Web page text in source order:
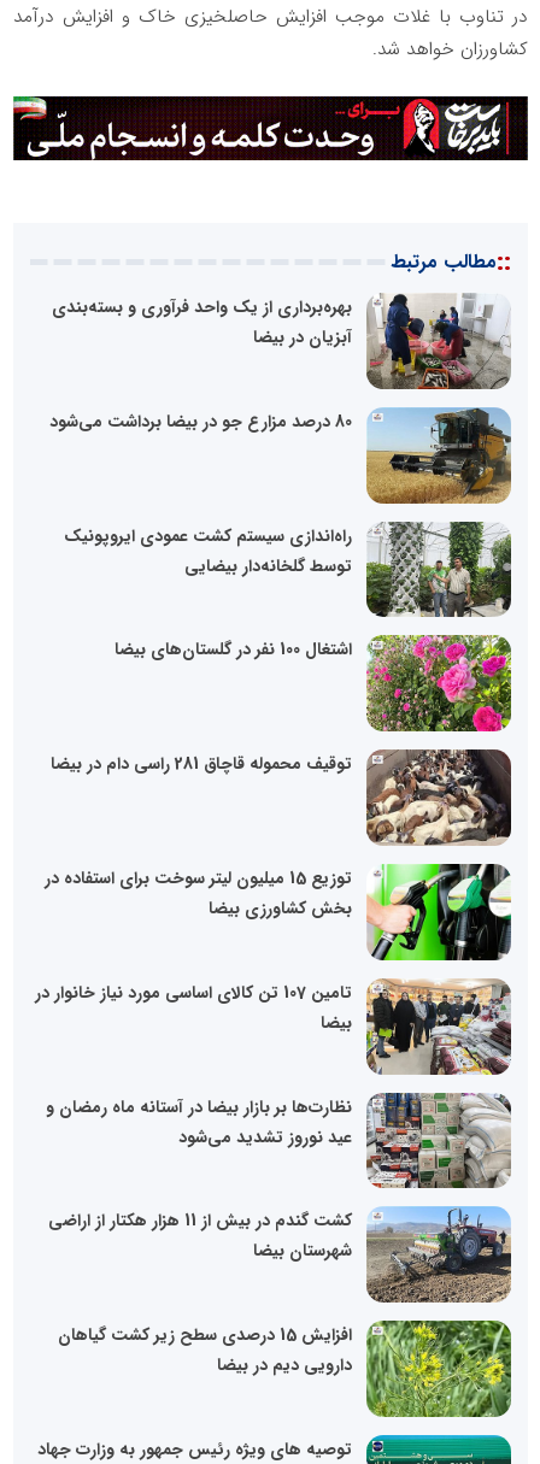
در تناوب با غلات موجب افزایش حاصلخیزی خاک و افزایش درآمد
کشاورزان خواهد شد.
::مطالب مرتبط
بهره‌برداری از یک واحد فرآوری و بسته‌بندی
آبزیان در بیضا
80 درصد مزارع جو در بیضا برداشت می‌شود
راه‌اندازی سیستم کشت عمودی ایروپونیک
توسط گلخانه‌دار بیضایی
اشتغال 100 نفر در گلستان‌های بیضا
توقیف محموله قاچاق 281 راسی دام در بیضا
توزیع 15 میلیون لیتر سوخت برای استفاده در
بخش کشاورزی بیضا
تامین 107 تن کالای اساسی مورد نیاز خانوار در
بیضا
نظارت‌ها بر بازار بیضا در آستانه ماه رمضان و
عید نوروز تشدید می‌شود
کشت گندم در بیش از 11 هزار هکتار از اراضی
شهرستان بیضا
افزایش 15 درصدی سطح زیر کشت گیاهان
دارویی دیم در بیضا
توصیه های ویژه رئیس جمهور به وزارت جهاد